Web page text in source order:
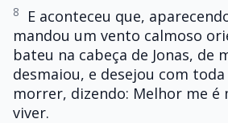
8
E aconteceu que,
mandou um vento calmoso
bateu na cabeça de Jonas, de
desmaiou, e desejou com toda
morrer, dizendo: Melhor me é
viver.